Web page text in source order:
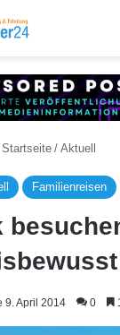
Startseite / Aktuell
Familienreisen
9. April 2014 0